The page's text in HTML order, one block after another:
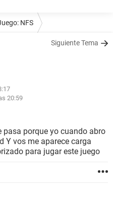
NFS
Siguiente Tema
20:59
pasa porque yo cuando abro
Y vos me aparece carga
para jugar este juego